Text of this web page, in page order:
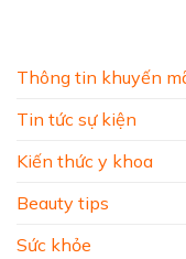
Thông tin khuyến
Tin tức sự kiện
Kiến thức y khoa
Beauty tips
Sức khỏe